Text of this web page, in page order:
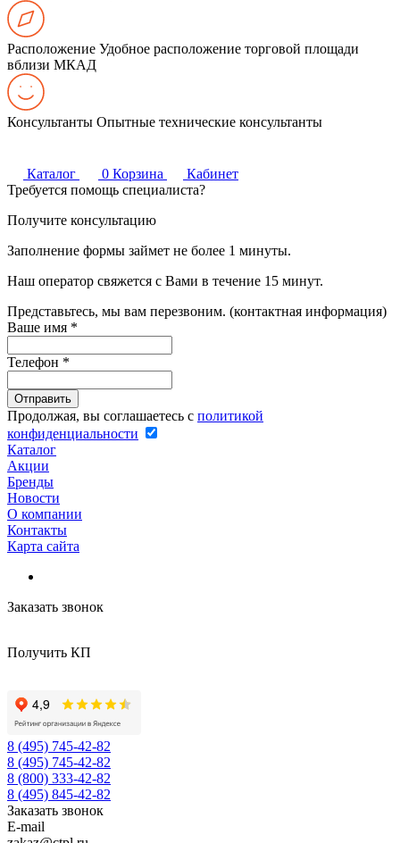
Расположение Удобное расположение торговой площади
вблизи МКАД
Консультанты Опытные технические консультанты
Каталог 0 Корзина
Кабинет
Требуется помощь специалиста?
Получите консультацию
Заполнение формы займет не более 1 минуты.
Наш оператор свяжется с Вами в течение 15 минут.
Представьтесь, мы вам перезвоним. (контактная информация)
Ваше имя *
Телефон *
Продолжая, вы соглашаетесь с политикой
конфиденциальности
Каталог
Акции
Бренды
Новости
О компании
Контакты
Карта сайта
Заказать звонок
Получить КП
8 (495) 745-42-82
8 (495) 745-42-82
8 (800) 333-42-82
8 (495) 845-42-82
Заказать звонок
E-mail